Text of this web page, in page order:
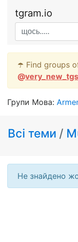
tgram.io
☂️ Find groups
@
Групи Мова:
Всі теми /
Не знайдено